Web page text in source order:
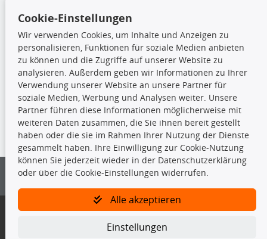
Stoßdämpfer
TecDoc Inside
Die hier angezeigten Daten insbesondere die gesamte Datenbank dürfen
nicht kopiert werden.
Es ist zu unterlassen, die Daten oder die gesamte Datenbank ohne
vorherige Zustimmung von TecDoc zu vervielfältigen, zu verbreiten
und/oder diese Handlungen durch Dritte ausführen zu lassen. Ein
Bitte prüfen Sie, ob das über unseren Onlineshop identifizierte Ersatzteil
Gegebenenfalls sind ergänzende Informationen notwendig, um
Cookie-Einstellungen
Wir verwenden Cookies, um Inhalte und Anzeigen zu
personalisieren, Funktionen für soziale Medien anbieten
zu können und die Zugriffe auf unserer Website zu
analysieren. Außerdem geben wir Informationen zu Ihrer
Verwendung unserer Website an unsere Partner für
soziale Medien, Werbung und Analysen weiter. Unsere
Partner führen diese Informationen möglicherweise mit
weiteren Daten zusammen, die Sie ihnen bereit gestellt
haben oder die sie im Rahmen Ihrer Nutzung der Dienste
gesammelt haben. Ihre Einwilligung zur Cookie-Nutzung
können Sie jederzeit wieder in der Datenschutzerklärung
oder über die Cookie-Einstellungen widerrufen.
Alle akzeptieren
Einstellungen